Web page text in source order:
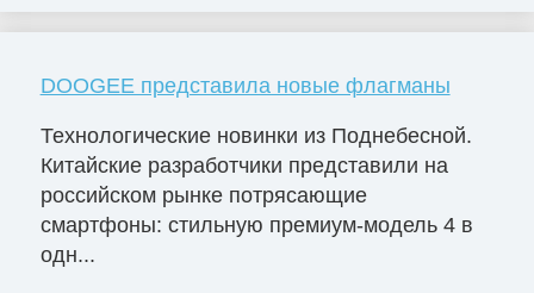
DOOGEE представила новые флагманы
Технологические новинки из Поднебесной.
Китайские разработчики представили на
российском рынке потрясающие
смартфоны: стильную премиум-модель 4 в
одн...